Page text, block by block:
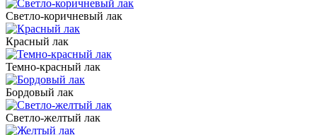
Светло-коричневый лак
Красный лак
Темно-красный лак
Бордовый лак
Светло-желтый лак